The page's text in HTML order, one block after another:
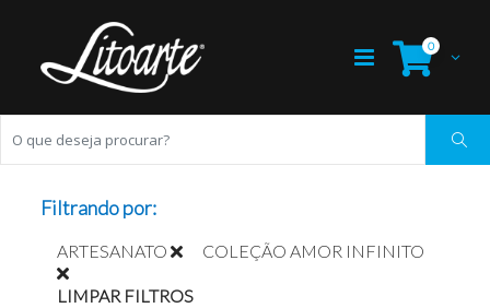
0
Filtrando por:
ARTESANATO COLEÇÃO AMOR INFINITO
LIMPAR FILTROS